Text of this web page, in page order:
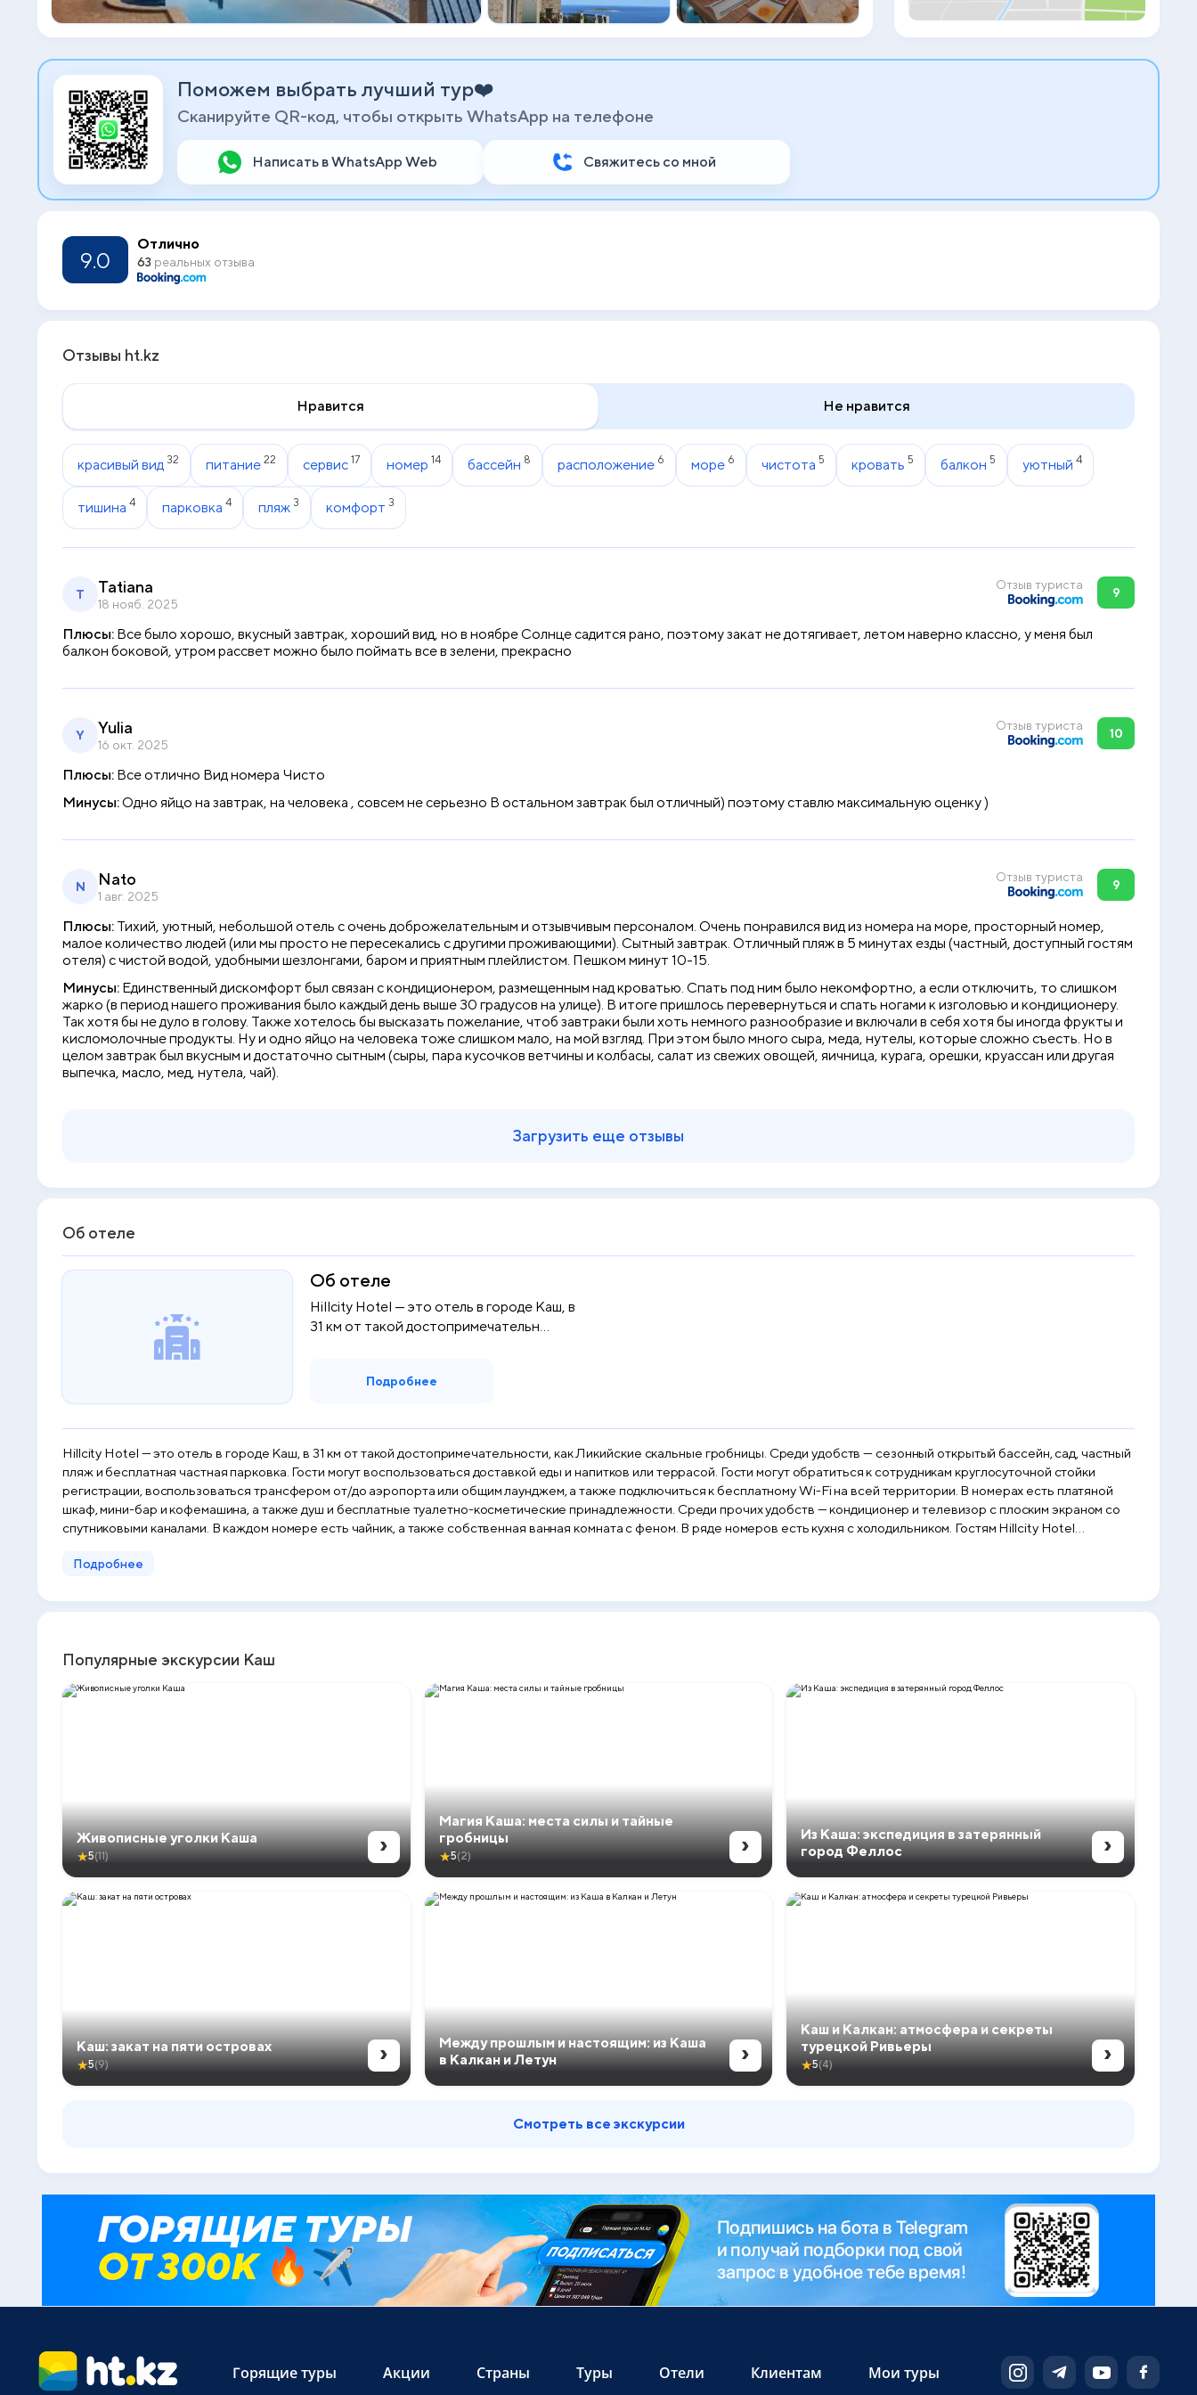
— кондиционер и телевизор с плоским
экраном со спутниковыми каналами. В
каждом номере есть чайник, а также
Святого Николаса.
Поможем выбрать лучший тур❤️
Сканируйте QR-код, чтобы открыть WhatsApp на телефоне
Написать в WhatsApp Web Свяжитесь со мной
9.0
Отлично
63 реальных отзыва
Отзывы ht.kz
Нравится Не нравится
красивый вид 32 питание 22 сервис 17 номер 14 бассейн 8 расположение 6 море 6 чистота 5 кровать 5 балкон 5 уютный 4
тишина 4 парковка 4 пляж 3 комфорт 3
T Tatiana
18 нояб. 2025
Отзыв туриста
9
Плюсы: Все было хорошо, вкусный завтрак, хороший вид, но в ноябре Солнце садится рано, поэтому закат не дотягивает, летом наверно классно, у меня был
балкон боковой, утром рассвет можно было поймать все в зелени, прекрасно
Y Yulia
16 окт. 2025
Отзыв туриста
10
Плюсы: Все отлично Вид номера Чисто
Минусы:Одно яйцо на завтрак, на человека , совсем не серьезно В остальном завтрак был отличный) поэтому ставлю максимальную оценку )
N Nato
1 авг. 2025
Отзыв туриста
9
Плюсы: Тихий, уютный, небольшой отель с очень доброжелательным и отзывчивым персоналом. Очень понравился вид из номера на море, просторный номер,
малое количество людей (или мы просто не пересекались с другими проживающими). Сытный завтрак. Отличный пляж в 5 минутах езды (частный, доступный гостям
отеля) с чистой водой, удобными шезлонгами, баром и приятным плейлистом. Пешком минут 10-15.
Минусы: Единственный дискомфорт был связан с кондиционером, размещенным над кроватью. Спать под ним было некомфортно, а если отключить, то слишком
жарко (в период нашего проживания было каждый день выше 30 градусов на улице). В итоге пришлось перевернуться и спать ногами к изголовью и кондиционеру.
Так хотя бы не дуло в голову. Также хотелось бы высказать пожелание, чтоб завтраки были хоть немного разнообразие и включали в себя хотя бы иногда фрукты и
кисломолочные продукты. Ну и одно яйцо на человека тоже слишком мало, на мой взгляд. При этом было много сыра, меда, нутелы, которые сложно съесть. Но в
целом завтрак был вкусным и достаточно сытным (сыры, пара кусочков ветчины и колбасы, салат из свежих овощей, яичница, курага, орешки, круассан или другая
выпечка, масло, мед, нутела, чай).
Загрузить еще отзывы
Об отеле
Об отеле
Hillcity Hotel — это отель в городе Каш, в
31 км от такой достопримечательн...
Подробнее
Hillcity Hotel — это отель в городе Каш, в 31 км от такой достопримечательности, как Ликийские скальные гробницы. Среди удобств — сезонный открытый бассейн, сад, частный
пляж и бесплатная частная парковка. Гости могут воспользоваться доставкой еды и напитков или террасой. Гости могут обратиться к сотрудникам круглосуточной стойки
регистрации, воспользоваться трансфером от/до аэропорта или общим лаунджем, а также подключиться к бесплатному Wi-Fi на всей территории. В номерах есть платяной
шкаф, мини-бар и кофемашина, а также душ и бесплатные туалетно-косметические принадлежности. Среди прочих удобств — кондиционер и телевизор с плоским экраном со
спутниковыми каналами. В каждом номере есть чайник, а также собственная ванная комната с феном. В ряде номеров есть кухня с холодильником. Гостям Hillcity Hotel
город Кекова и Церковь Святого Николаса.
Подробнее
Популярные экскурсии Каш
Живописные уголки Каша
★5(11) ›
Магия Каша: места силы и тайные
гробницы
★5(2) ›
Из Каша: экспедиция в затерянный
город Феллос
›
Каш: закат на пяти островах
★5(9) ›
Между прошлым и настоящим: из Каша
в Калкан и Летун
›
Каш и Калкан: атмосфера и секреты
турецкой Ривьеры
★5(4) ›
Смотреть все экскурсии
Горящие туры Акции Страны Туры Отели Клиентам Мои туры